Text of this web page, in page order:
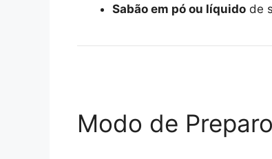
Sabão em pó ou líquido de
Modo de Preparo